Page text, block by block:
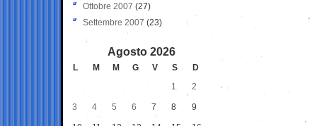
Ottobre 2007 (27)
Settembre 2007 (23)
Agosto 2026
L M M G V S
D
1
2
3 4 5 6 7 8 9